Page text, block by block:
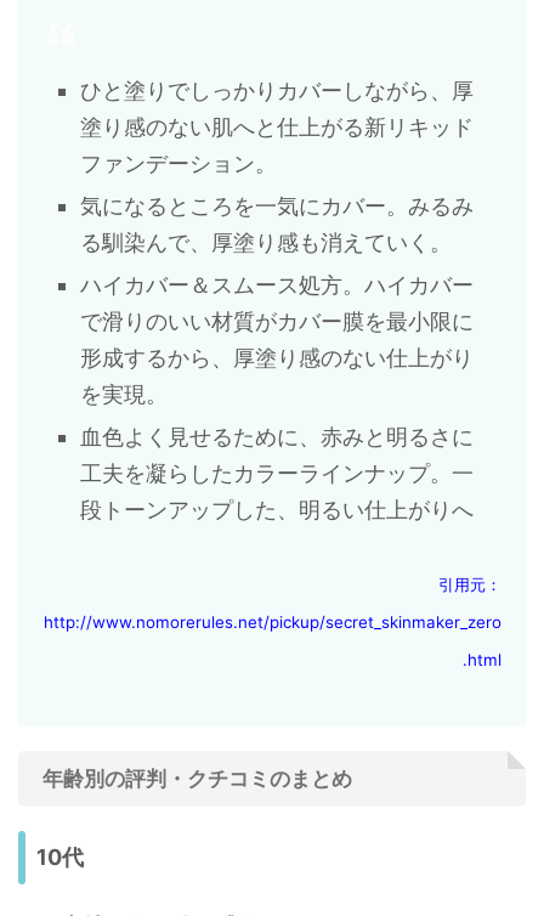
ひと塗りでしっかりカバーしながら、厚
塗り感のない肌へと仕上がる新リキッド
ファンデーション。
気になるところを一気にカバー。みるみ
る馴染んで、厚塗り感も消えていく。
ハイカバー＆スムース処方。ハイカバー
で滑りのいい材質がカバー膜を最小限に
形成するから、厚塗り感のない仕上がり
を実現。
血色よく見せるために、赤みと明るさに
工夫を凝らしたカラーラインナップ。一
段トーンアップした、明るい仕上がりへ
引用元：
http://www.nomorerules.net/pickup/secret_skinmaker_zero
.html
年齢別の評判・クチコミのまとめ
10代